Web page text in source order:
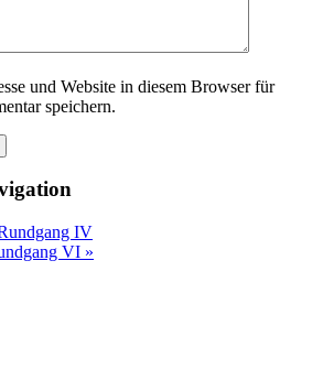
und Website in diesem Browser für
speichern.
IV
VI »